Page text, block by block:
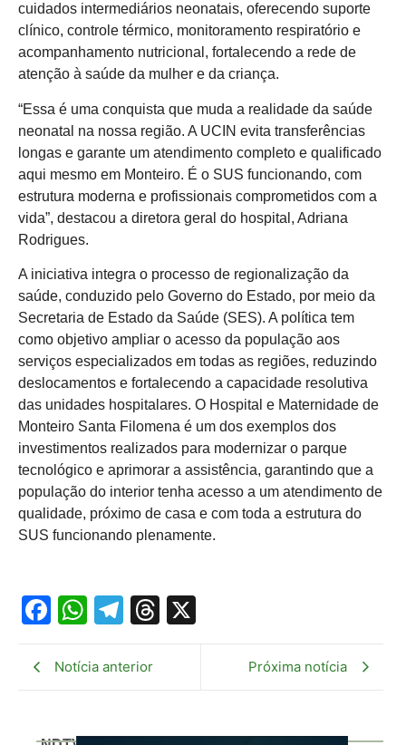
cuidados intermediários neonatais, oferecendo suporte
clínico, controle térmico, monitoramento respiratório e
acompanhamento nutricional, fortalecendo a rede de
atenção à saúde da mulher e da criança.
“Essa é uma conquista que muda a realidade da saúde
neonatal na nossa região. A UCIN evita transferências
longas e garante um atendimento completo e qualificado
aqui mesmo em Monteiro. É o SUS funcionando, com
estrutura moderna e profissionais comprometidos com a
vida”, destacou a diretora geral do hospital, Adriana
Rodrigues.
A iniciativa integra o processo de regionalização da
saúde, conduzido pelo Governo do Estado, por meio da
Secretaria de Estado da Saúde (SES). A política tem
como objetivo ampliar o acesso da população aos
serviços especializados em todas as regiões, reduzindo
deslocamentos e fortalecendo a capacidade resolutiva
das unidades hospitalares. O Hospital e Maternidade de
Monteiro Santa Filomena é um dos exemplos dos
investimentos realizados para modernizar o parque
tecnológico e aprimorar a assistência, garantindo que a
população do interior tenha acesso a um atendimento de
qualidade, próximo de casa e com toda a estrutura do
SUS funcionando plenamente.
Facebook
WhatsApp
Telegram
Threads
Notícia anterior Próxima notícia